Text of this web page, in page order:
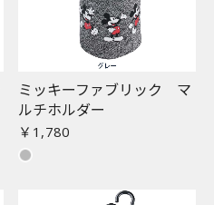
ミッキーファブリック マ
ルチホルダー
￥1,780